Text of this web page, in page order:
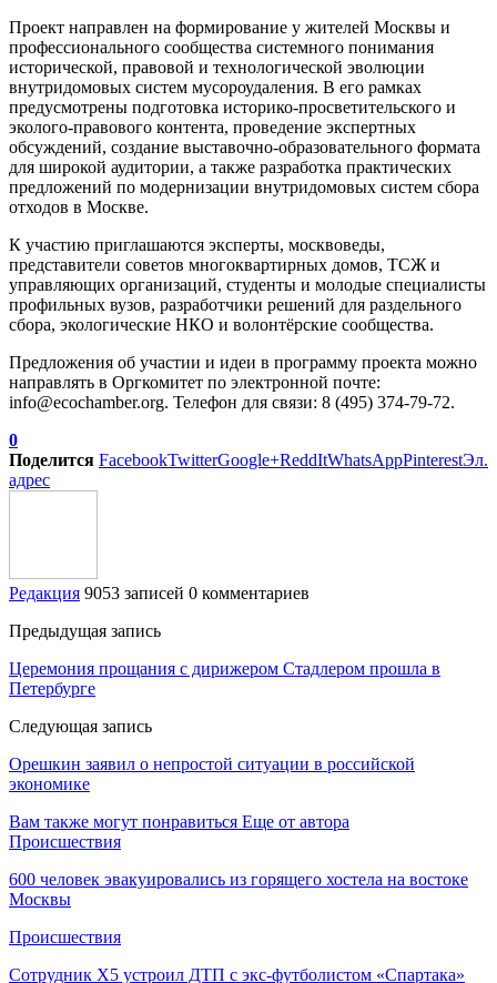
Проект направлен на формирование у жителей Москвы и
профессионального сообщества системного понимания
исторической, правовой и технологической эволюции
внутридомовых систем мусороудаления. В его рамках
предусмотрены подготовка историко-просветительского и
эколого-правового контента, проведение экспертных
обсуждений, создание выставочно-образовательного формата
для широкой аудитории, а также разработка практических
предложений по модернизации внутридомовых систем сбора
отходов в Москве.
К участию приглашаются эксперты, москвоведы,
представители советов многоквартирных домов, ТСЖ и
управляющих организаций, студенты и молодые специалисты
профильных вузов, разработчики решений для раздельного
сбора, экологические НКО и волонтёрские сообщества.
Предложения об участии и идеи в программу проекта можно
направлять в Оргкомитет по электронной почте:
info@ecochamber.org. Телефон для связи: 8 (495) 374-79-72.
0
Поделится FacebookTwitterGoogle+ReddItWhatsAppPinterestЭл.
адрес
Редакция 9053 записей 0 комментариев
Предыдущая запись
Церемония прощания с дирижером Стадлером прошла в
Петербурге
Следующая запись
Орешкин заявил о непростой ситуации в российской
экономике
Вам также могут понравиться Еще от автора
Происшествия
600 человек эвакуировались из горящего хостела на востоке
Москвы
Происшествия
Сотрудник Х5 устроил ДТП с экс-футболистом «Спартака»